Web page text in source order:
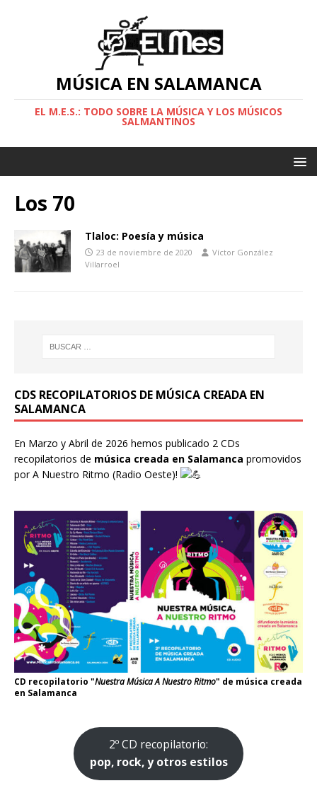
MÚSICA EN SALAMANCA
EL M.E.S.: TODO SOBRE LA MÚSICA Y LOS MÚSICOS
SALMANTINOS
Los 70
Tlaloc: Poesía y música
23 de noviembre de 2020
Víctor González
Villarroel
CDS RECOPILATORIOS DE MÚSICA CREADA EN
SALAMANCA
En Marzo y Abril de 2026 hemos publicado 2 CDs
recopilatorios de música creada en Salamanca promovidos
porA Nuestro Ritmo (Radio Oeste)!
CD recopilatorio "Nuestra Música A Nuestro Ritmo" de música creada
en Salamanca
2º CD recopilatorio:
pop, rock, y otros estilos